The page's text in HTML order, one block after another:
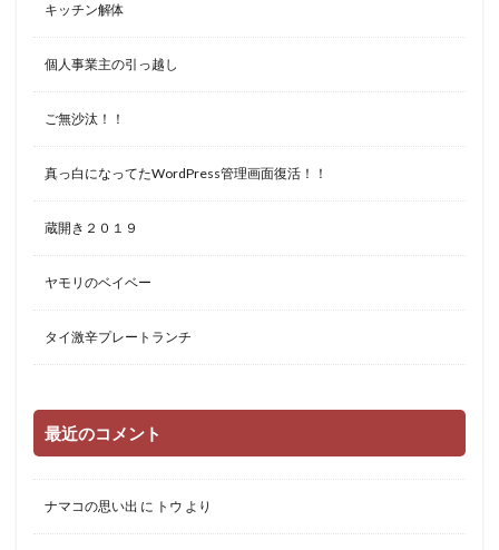
キッチン解体
個人事業主の引っ越し
ご無沙汰！！
真っ白になってたWordPress管理画面復活！！
蔵開き２０１９
ヤモリのベイベー
タイ激辛プレートランチ
最近のコメント
ナマコの思い出 に トウ より